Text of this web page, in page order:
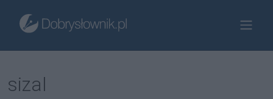
sizal